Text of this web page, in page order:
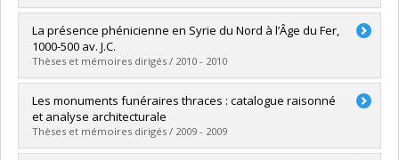
Graduate :Szefer, Henry
Cycle :Master's
Grade :M.A.
Lien vers le document dans Papyrus
La présence phénicienne en Syrie du Nord à l’Âge du Fer,
1000-500 av. J.C.
Thèses et mémoires dirigés / 2010 - 2010
Graduate :Al-Olabi, Israa
Cycle :Master's
Grade :M.A.
Lien vers le document dans Papyrus
Les monuments funéraires thraces : catalogue raisonné
et analyse architecturale
Thèses et mémoires dirigés / 2009 - 2009